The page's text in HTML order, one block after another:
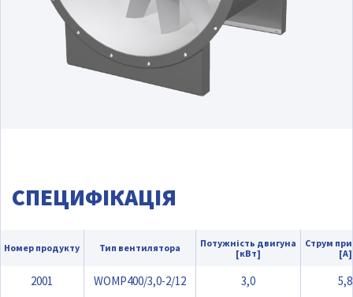
СПЕЦИФІКАЦІЯ
Номер продукту Тип вентилятора
Потужність двигуна
[кВт]
Струм при
[А]
2001 WOMP400/3,0-2/12 3,0
5,8